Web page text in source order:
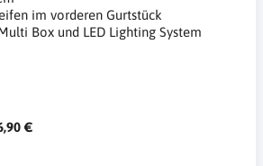
im vorderen Gurtstück
Box und LED Lighting System
€